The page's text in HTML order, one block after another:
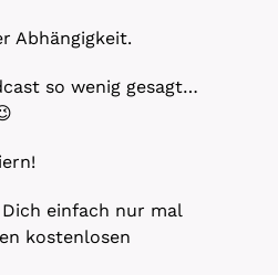
Abhängigkeit.
so wenig gesagt…
einfach nur mal
kostenlosen